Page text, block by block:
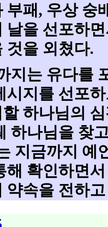
부패, 우상 숭
날을 선포하
것을 외쳤다.
지는 유다를
시지를 선포
하나님의
하나님을 찾
지금까지 예
해 확인하면
약속을 전하